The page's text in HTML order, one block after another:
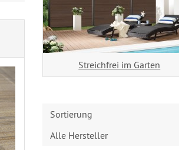
Streichfrei im Garten
Sortierung
Alle Hersteller